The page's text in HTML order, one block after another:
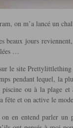
on m’a lancé un
beaux jours
…
le site
pendant lequel, la
ou à la plage et
fête et on active le
en entend parler un